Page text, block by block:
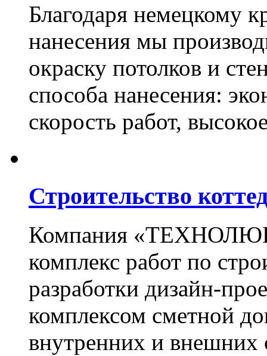
Благодаря немецкому
нанесения мы
окраску потолков и
способа нанесения:
скорость работ,
Строительство
Компания
комплекс работ по
разработки дизайн-
комплексом сметной
внутренних и внешних